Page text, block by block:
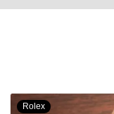
Rolex